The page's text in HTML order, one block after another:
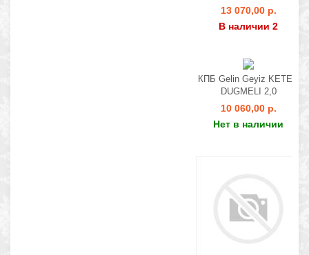
13 070,00 р.
В наличии 2
КПБ Gelin Geyiz KETEN
DUGMELI 2,0
10 060,00 р.
Нет в наличии